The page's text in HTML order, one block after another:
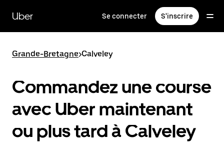
contenu
principal
Uber Se connecter S'inscrire
Grande-Bretagne>Calveley
Commandez une course
avec Uber maintenant
ou plus tard à Calveley